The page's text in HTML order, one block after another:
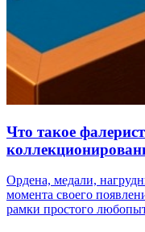
Что такое
Ордена, медали,
момента своего
рамки простого